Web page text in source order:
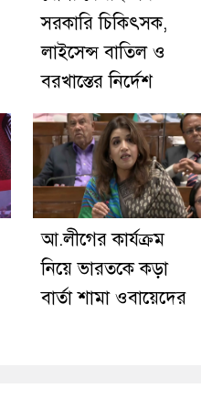
সরকারি চিকিৎসক,
লাইসেন্স বাতিল ও
বরখাস্তের নির্দেশ
আ.লীগের কার্যক্রম
নিয়ে ভারতকে কড়া
বার্তা শামা ওবায়েদের